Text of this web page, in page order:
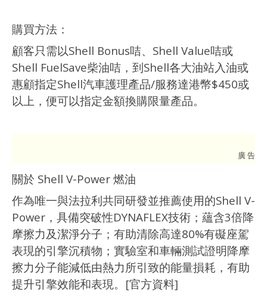
購買方法：
顧客只需以Shell Bonus咭、Shell Value咭或
Shell FuelSave柴油咭，到Shell各大油站入油或
惠顧指定Shell汽車護理產品/服務達港幣$450或
以上，便可以指定金額換購限量產品。
廣 告
關於 Shell V-Power 燃油
作為唯一與法拉利共同研發並推薦使用的Shell V-
Power，具備突破性DYNAFLEX技術；蘊含3倍降
摩擦力及潔淨分子；有助清除高達80%有礙座駕
表現的引擎沉積物；實驗室和車輛測試證明降摩
擦力分子能減低由熱力所引致的能量損耗，有助
提升引擎效能和表現。[官方資料]